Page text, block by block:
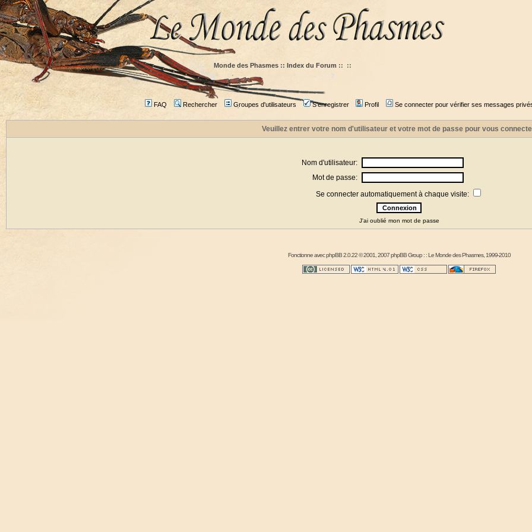
Monde des Phasmes :: Index du Forum :: ::
FAQ Rechercher Groupes d'utilisateurs S'enregistrer Profil Se connecter pour vérifier ses messages
Veuillez entrer votre nom d'utilisateur et votre mot de passe pour vous
Nom d'utilisateur:
Mot de passe:
Se connecter automatiquement à chaque visite:
J'ai oublié mon mot de passe
Fonctionne avecphpBB2.0.22 © 2001, 2007 phpBB Group : :Le Monde des Phasmes, 1999-2010